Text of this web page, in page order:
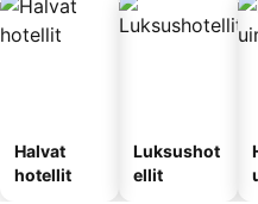
Halvat
hotellit
Luksushot
ellit